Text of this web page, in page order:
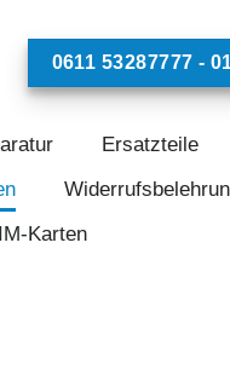
0611 53287777 -
Ersatzteile
Karten